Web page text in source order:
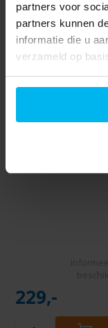
partners voor
partners kunnen
informatie die u
verzameld op
229,-